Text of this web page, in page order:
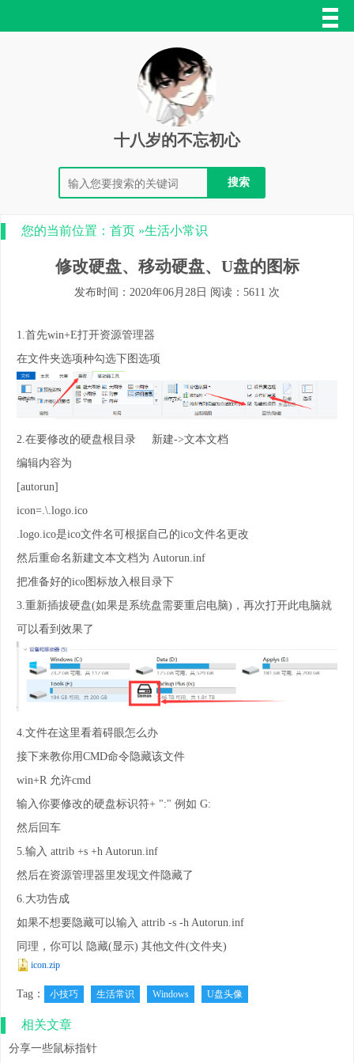
十八岁的不忘初心
您的当前位置： 首页 »生活小常识
修改硬盘、移动硬盘、U盘的图标
发布时间：2020年06月28日 阅读：5611 次
1.首先win+E打开资源管理器
在文件夹选项种勾选下图选项
2.在要修改的硬盘根目录 新建->文本文档
编辑内容为
[autorun]
icon=.\.logo.ico
.logo.ico是ico文件名可根据自己的ico文件名更改
然后重命名新建文本文档为 Autorun.inf
把准备好的ico图标放入根目录下
3.重新插拔硬盘(如果是系统盘需要重启电脑)，再次打开此电脑就
可以看到效果了
4.文件在这里看着碍眼怎么办
接下来教你用CMD命令隐藏该文件
win+R 允许cmd
输入你要修改的硬盘标识符+ ":" 例如 G:
然后回车
5.输入 attrib +s +h Autorun.inf
然后在资源管理器里发现文件隐藏了
6.大功告成
如果不想要隐藏可以输入 attrib -s -h Autorun.inf
同理，你可以 隐藏(显示) 其他文件(文件夹)
icon.zip
Tag： 小技巧 生活常识 Windows U盘头像
相关文章
分享一些鼠标指针